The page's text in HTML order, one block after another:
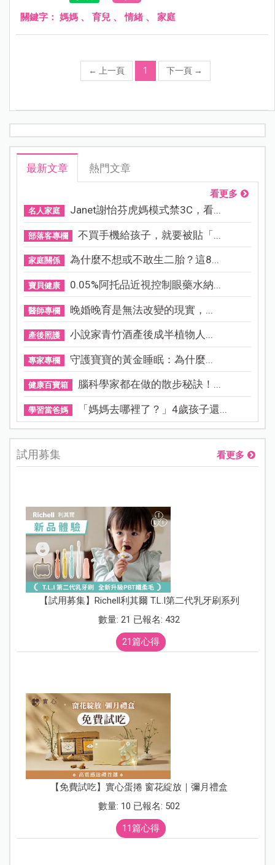
關鍵字： 媽媽 、 育兒 、情緒 、 家庭
← 上一頁 1 下一頁 →
最新文章 熱門文章
看更多
名人家庭 Janet謝怡芬虎媽模式禁3C，看...
部落客專欄 不買手機給孩子，就要被貼「...
家庭關係 為什麼不想或不敢生二胎？這8...
寶貝健康 0.05%阿托品近視控制眼藥水納...
醫師專欄 晚婚晚育是無法改變的現實，...
產後照護 小說家青竹酒產後成半植物人...
專家專欄 守護寶寶的黃金睡眠：為什麼...
健康百寶箱 腦科學家都在做的散步秘訣！...
學習當爸媽 「媽媽去哪裡了？」4歲孩子還...
試用募集 看更多
【試用募集】Richell利其爾 T.L.I第二代乳牙刷系列
數量: 21 已報名: 432
21篇心得
【免費試吃】實心蛋捲 窗花綻放｜彌月禮盒
數量: 10 已報名: 502
11篇心得